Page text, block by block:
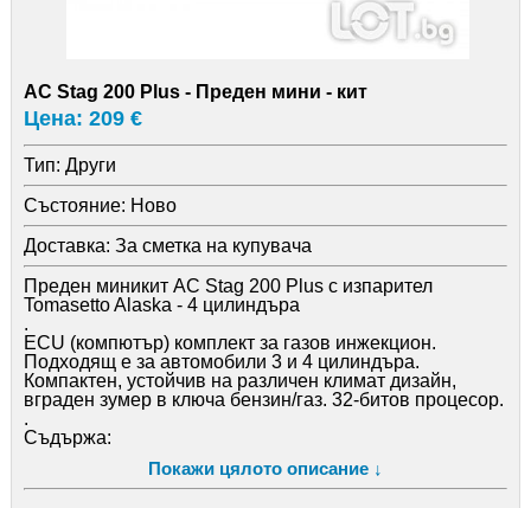
AC Stag 200 Plus - Преден мини - кит
Цена: 209 €
Тип: Други
Състояние: Ново
Доставка: За сметка на купувача
Преден миникит AC Stag 200 Plus с изпарител
Tomasetto Alaska - 4 цилиндъра
.
ECU (компютър) комплект за газов инжекцион.
Подходящ е за автомобили 3 и 4 цилиндъра.
Компактен, устойчив на различен климат дизайн,
вграден зумер в ключа бензин/газ. 32-битов процесор.
.
Съдържа:
Изпарител Tomasetto Nordic
.
Покажи цялото описание ↓